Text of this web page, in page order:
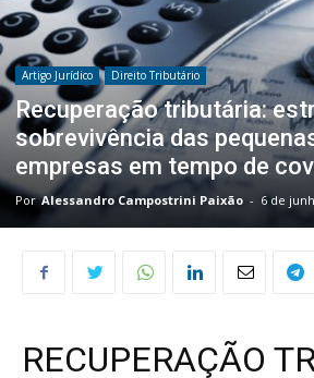
Artigo Jurídico Direito Tributário
Recuperação tributária:
sobrevivência das
empresas em tempo de
Por Alessandro Campostrini Paixão - 6 de
RECUPERAÇÃO